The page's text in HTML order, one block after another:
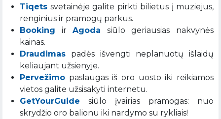
Tiqets svetainėje galite pirkti bilietus į muziejus,
renginius ir pramogų parkus.
Booking irAgoda siūlo geriausias nakvynės
kainas.
Draudimas padės išvengti neplanuotų išlaidų
keliaujant užsienyje.
Pervežimo paslaugas iš oro uosto iki reikiamos
vietos galite užsisakyti internetu.
GetYourGuide siūlo įvairias pramogas: nuo
skrydžio oro balionu iki nardymo su rykliais!